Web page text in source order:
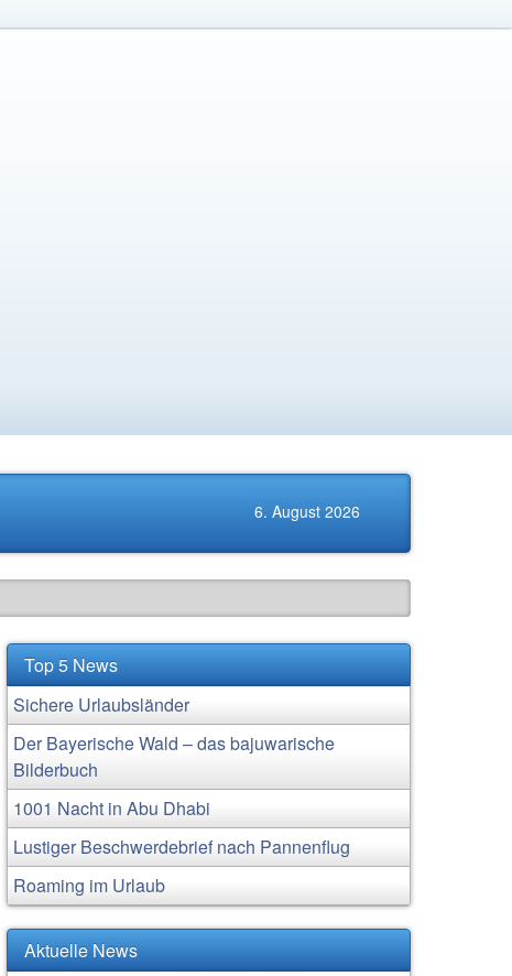
6. August 2026
Top 5 News
Sichere Urlaubsländer
Der Bayerische Wald – das bajuwarische
Bilderbuch
1001 Nacht in Abu Dhabi
Lustiger Beschwerdebrief nach Pannenflug
Roaming im Urlaub
Aktuelle News